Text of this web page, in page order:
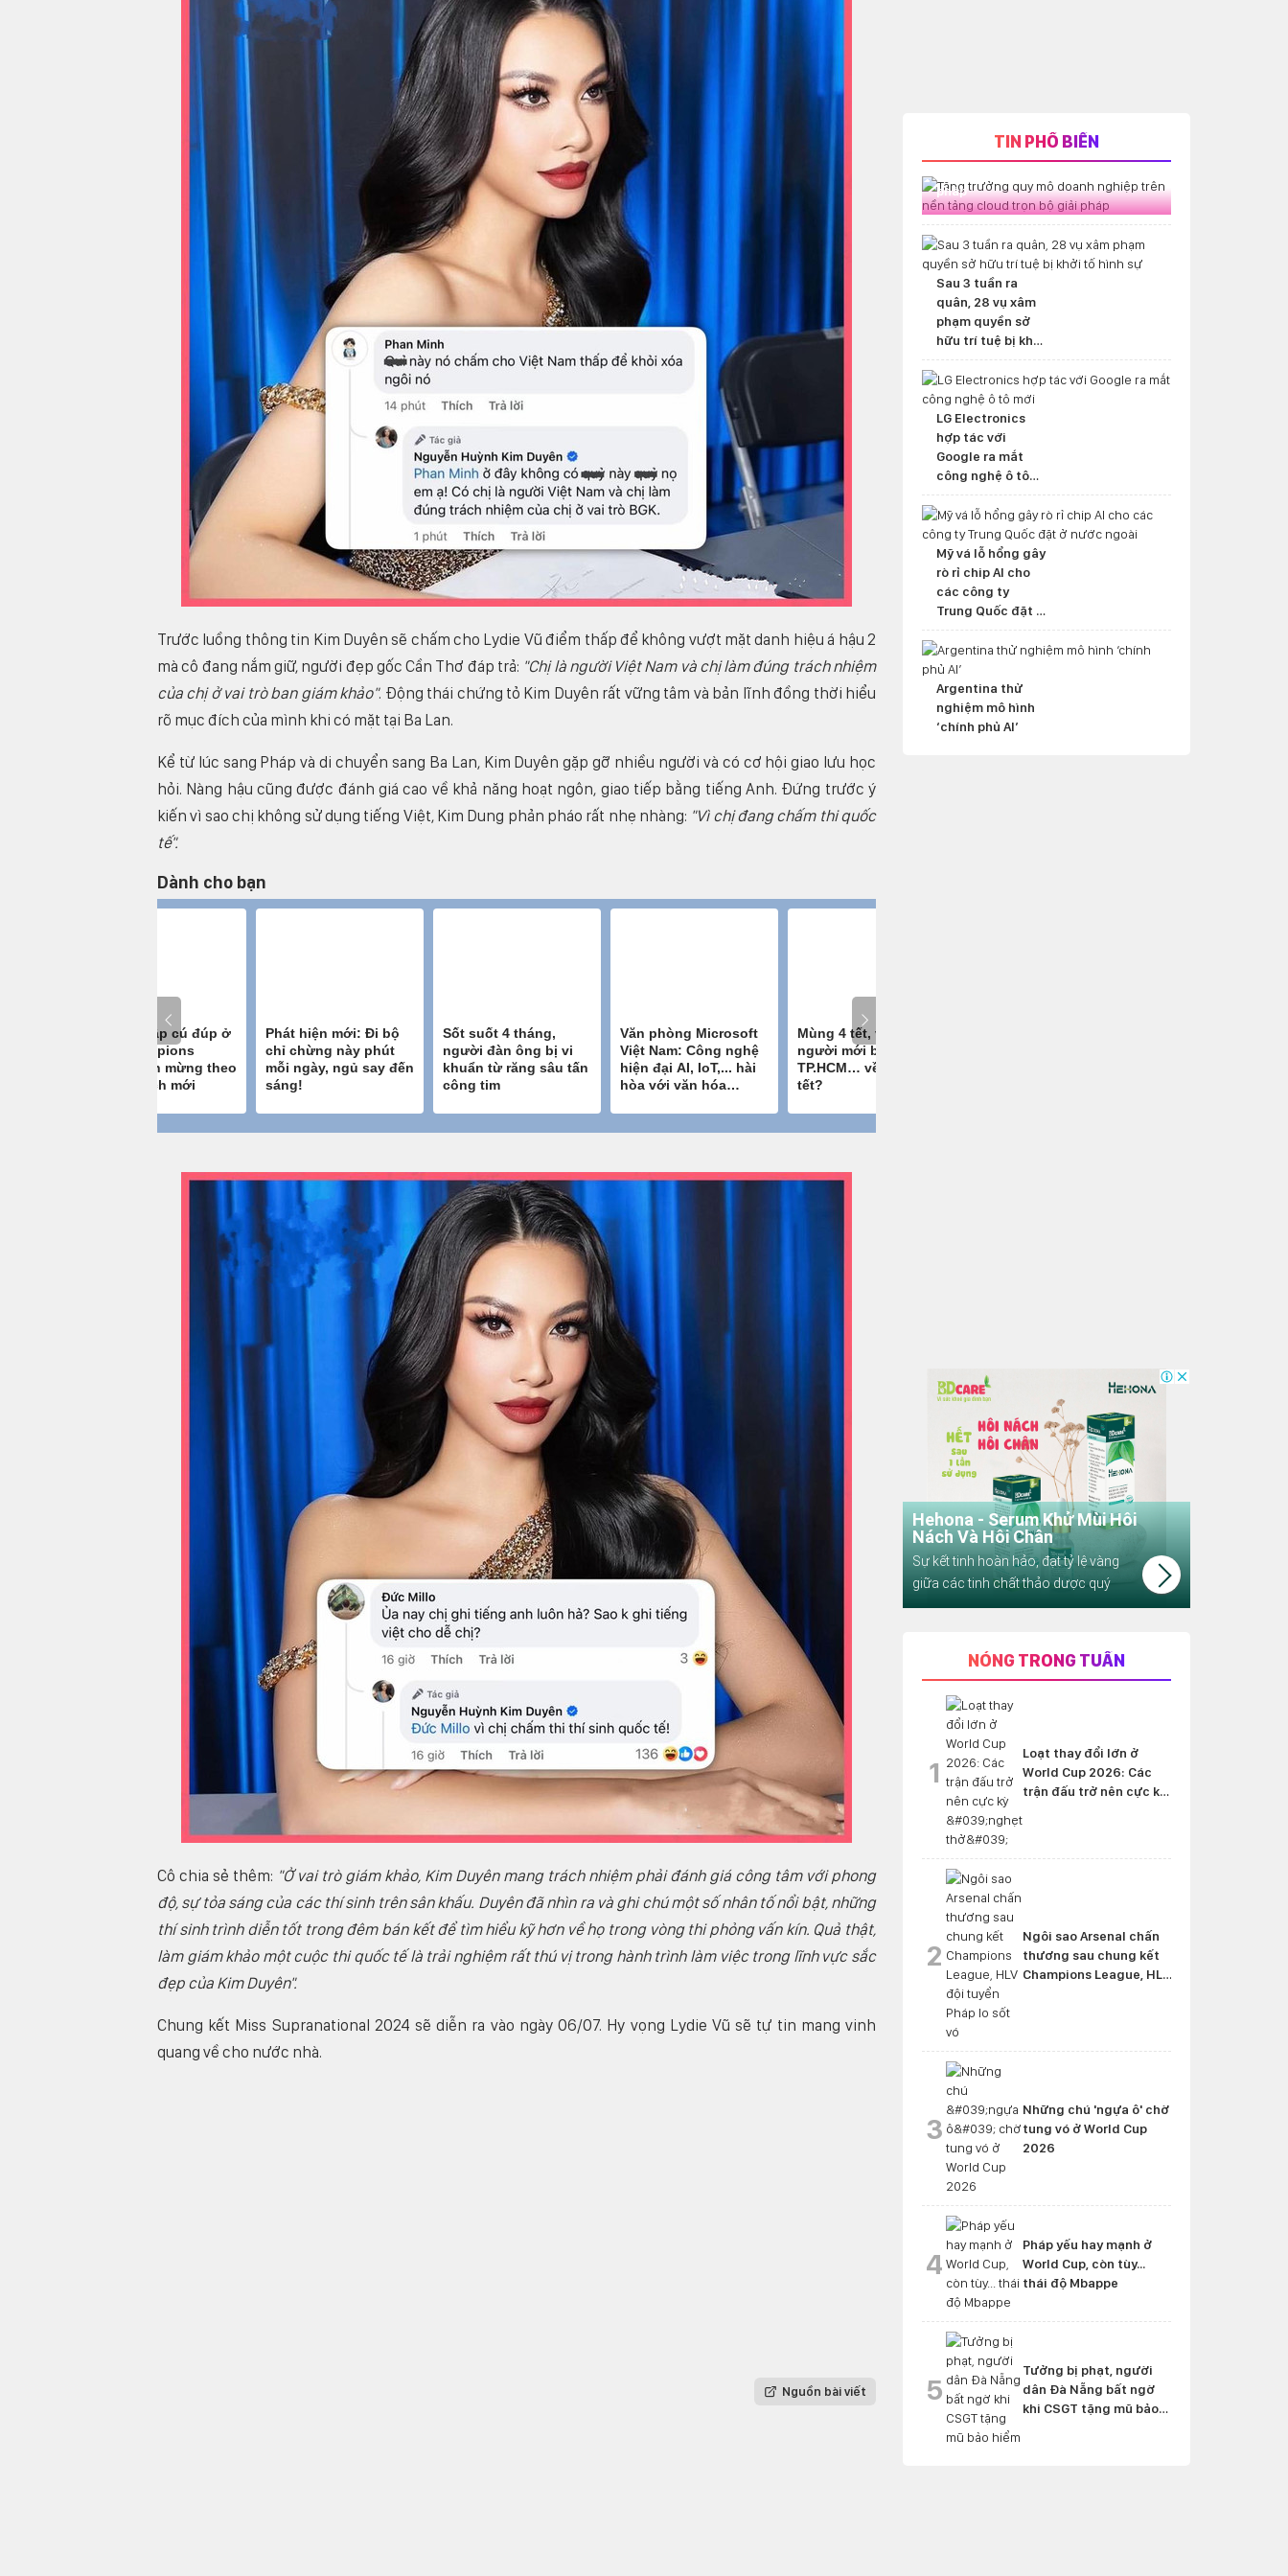
Trước luồng thông tin Kim Duyên sẽ chấm cho Lydie Vũ điểm thấp để không vượt mặt danh hiệu á hậu 2
mà cô đang nắm giữ, người đẹp gốc Cần Thơ đáp trả: "Chị là người Việt Nam và chị làm đúng trách nhiệm
của chị ở vai trò ban giám khảo". Động thái chứng tỏ Kim Duyên rất vững tâm và bản lĩnh đồng thời hiểu
rõ mục đích của mình khi có mặt tại Ba Lan.
Kể từ lúc sang Pháp và di chuyển sang Ba Lan, Kim Duyên gặp gỡ nhiều người và có cơ hội giao lưu học
hỏi. Nàng hậu cũng được đánh giá cao về khả năng hoạt ngôn, giao tiếp bằng tiếng Anh. Đứng trước ý
kiến vì sao chị không sử dụng tiếng Việt, Kim Dung phản pháo rất nhẹ nhàng: "Vì chị đang chấm thi quốc
tế".
Dành cho bạn
Cô chia sẻ thêm: "Ở vai trò giám khảo, Kim Duyên mang trách nhiệm phải đánh giá công tâm với phong
độ, sự tỏa sáng của các thí sinh trên sân khấu. Duyên đã nhìn ra và ghi chú một số nhân tố nổi bật, những
thí sinh trình diễn tốt trong đêm bán kết để tìm hiểu kỹ hơn về họ trong vòng thi phỏng vấn kín. Quả thật,
làm giám khảo một cuộc thi quốc tế là trải nghiệm rất thú vị trong hành trình làm việc trong lĩnh vực sắc
đẹp của Kim Duyên".
Chung kết Miss Supranational 2024 sẽ diễn ra vào ngày 06/07. Hy vọng Lydie Vũ sẽ tự tin mang vinh
quang về cho nước nhà.
Nguồn bài viết
TIN PHỔ BIẾN
Tăng trưởng quy mô doanh nghiệp
pháp
Sau 3 tuần ra
quân, 28 vụ xâm
phạm quyền sở
hữu trí tuệ bị khởi
tố hình sự
LG Electronics
hợp tác với
Google ra mắt
công nghệ ô tô
mới
Mỹ vá lỗ hổng gây
rò rỉ chip AI cho
các công ty
Trung Quốc đặt ở
nước ngoài
Argentina thử
nghiệm mô hình
‘chính phủ AI’
NÓNG TRONG TUẦN
1
Loạt thay đổi lớn ở
World Cup 2026: Các
trận đấu trở nên cực kỳ
2
Ngôi sao Arsenal chấn
thương sau chung kết
Champions League, HLV
3
Những chú 'ngựa ô' chờ
tung vó ở World Cup
2026
4
Pháp yếu hay mạnh ở
World Cup, còn tùy...
thái độ Mbappe
5
Tưởng bị phạt, người
dân Đà Nẵng bất ngờ
khi CSGT tặng mũ bảo